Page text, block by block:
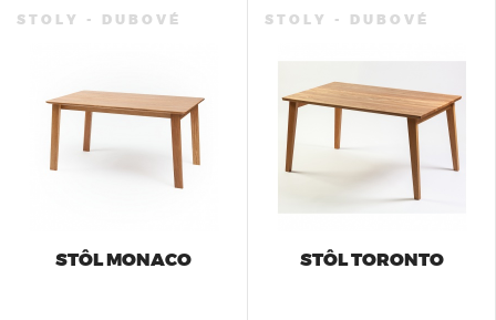
STOLY - DUBOVÉ
STÔL MONACO
STOLY - DUBOVÉ
STÔL TORONTO